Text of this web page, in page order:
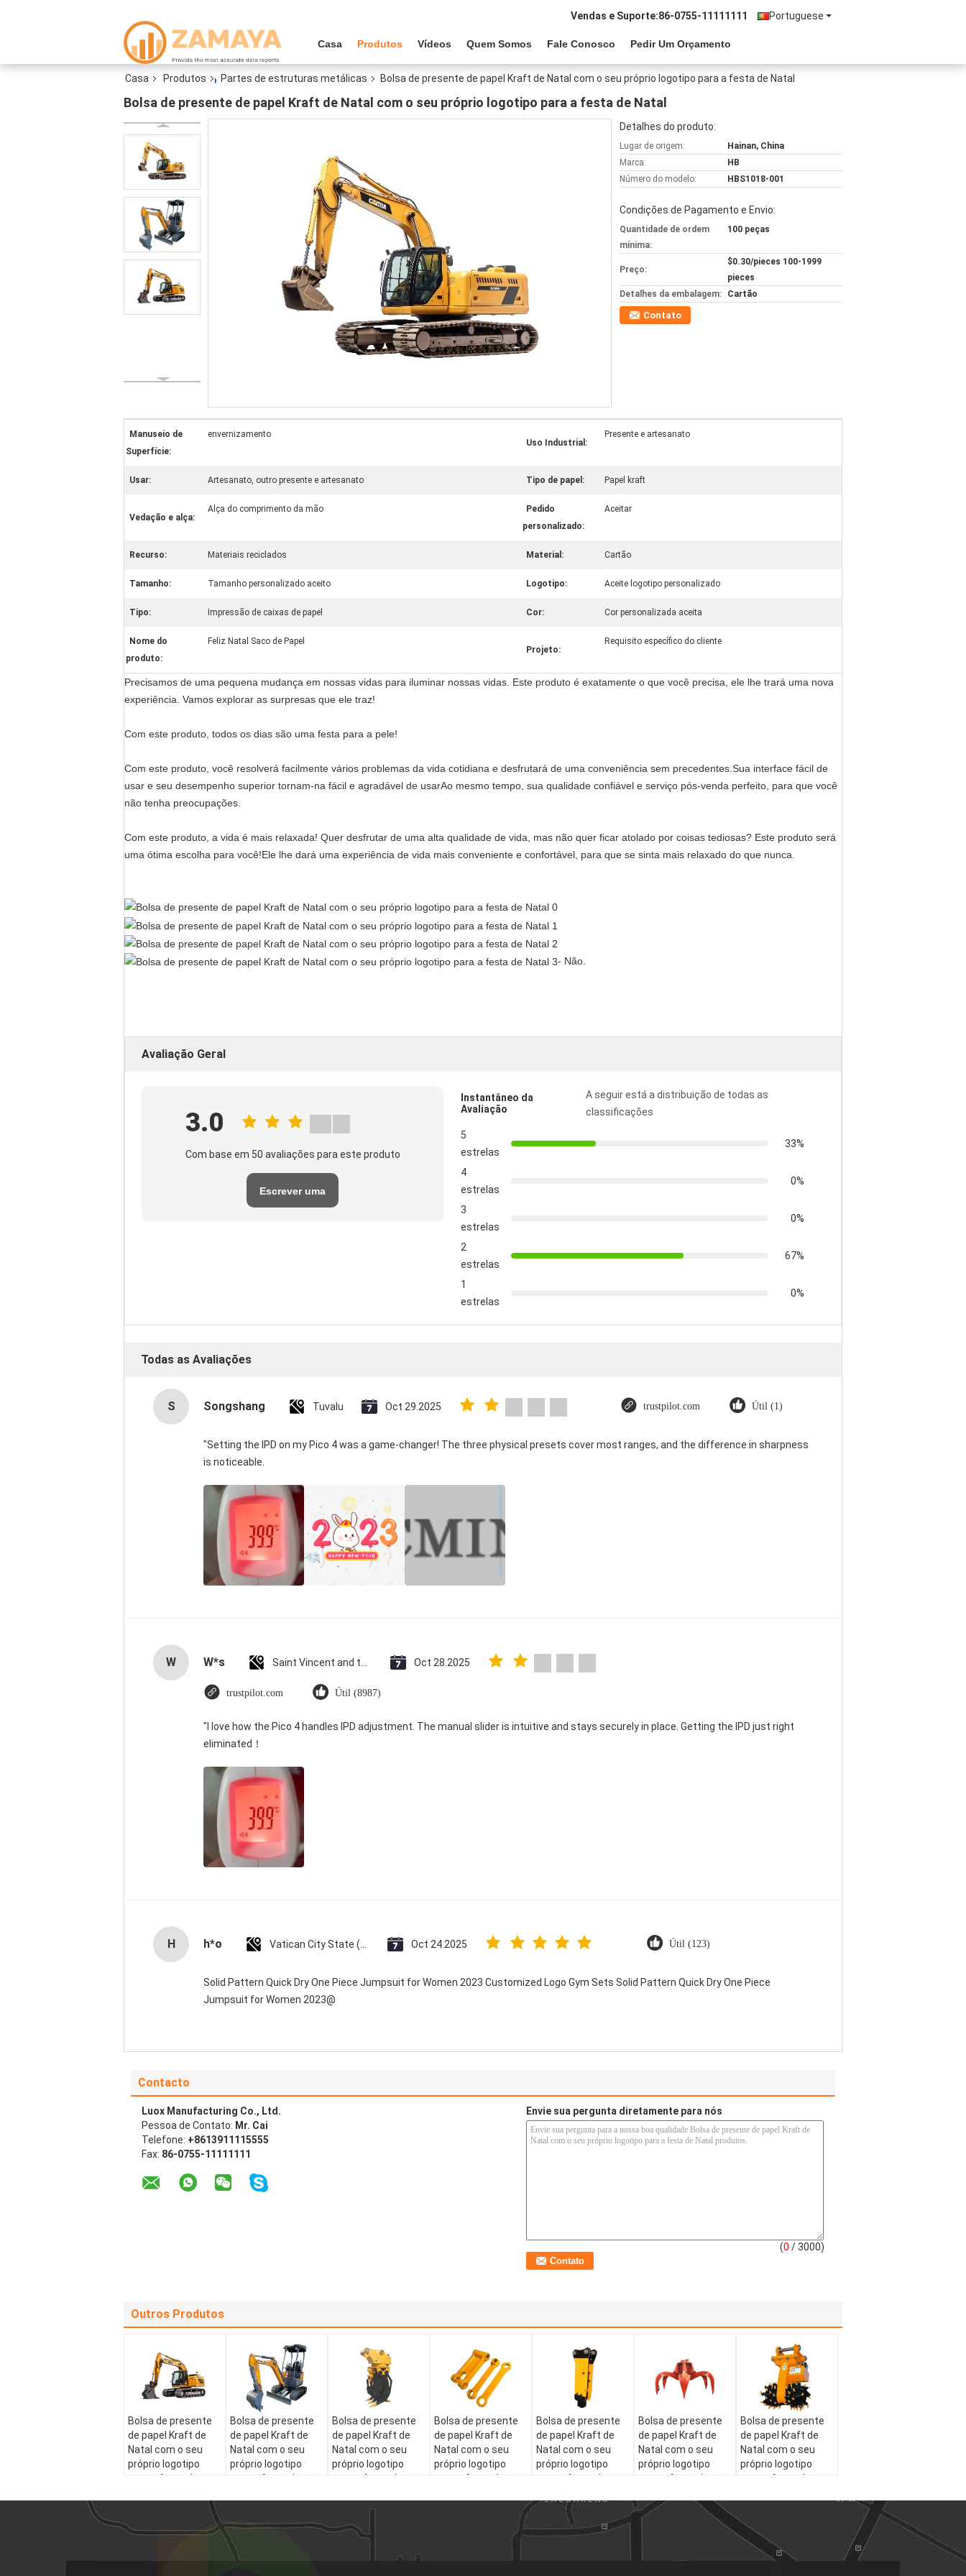
Portuguese
Vendas e Suporte:86-0755-11111111
Casa Produtos Vídeos Quem Somos Fale Conosco Pedir Um Orçamento
Casa Produtos Partes de estruturas metálicas Bolsa de presente de papel Kraft de Natal com o seu próprio logotipo para a festa de Natal
Bolsa de presente de papel Kraft de Natal com o seu próprio logotipo para a festa de Natal
Detalhes do produto:
Lugar de origem:
Hainan, China
Marca:
HB
Número do modelo:
HBS1018-001
Condições de Pagamento e Envio:
Quantidade de ordem
mínima:
100 peças
Preço:
$0.30/pieces 100-1999
pieces
Detalhes da embalagem:
Cartão
Contato
Manuseio de
Superfície:
envernizamento
Uso Industrial:
Presente e artesanato
Usar: Artesanato, outro presente e artesanato Tipo de papel: Papel kraft
Vedação e alça:
Alça do comprimento da mão
Pedido
personalizado:
Aceitar
Recurso: Materiais reciclados Material: Cartão
Tamanho: Tamanho personalizado aceito Logotipo: Aceite logotipo personalizado
Tipo: Impressão de caixas de papel Cor: Cor personalizada aceita
Nome do
produto:
Feliz Natal Saco de Papel
Projeto:
Requisito específico do cliente
Precisamos de uma pequena mudança em nossas vidas para iluminar nossas vidas. Este produto é exatamente o que você precisa, ele lhe trará uma nova
experiência. Vamos explorar as surpresas que ele traz!
Com este produto, todos os dias são uma festa para a pele!
Com este produto, você resolverá facilmente vários problemas da vida cotidiana e desfrutará de uma conveniência sem precedentes.Sua interface fácil de
usar e seu desempenho superior tornam-na fácil e agradável de usarAo mesmo tempo, sua qualidade confiável e serviço pós-venda perfeito, para que você
não tenha preocupações.
Com este produto, a vida é mais relaxada! Quer desfrutar de uma alta qualidade de vida, mas não quer ficar atolado por coisas tediosas? Este produto será
uma ótima escolha para você!Ele lhe dará uma experiência de vida mais conveniente e confortável, para que se sinta mais relaxado do que nunca.
- Não.
Avaliação Geral
3.0
Com base em 50 avaliações para este produto
Escrever uma
Instantâneo da
Avaliação
A seguir está a distribuição de todas as
classificações
5
estrelas
33%
4
estrelas
0%
3
estrelas
0%
2
estrelas
67%
1
estrelas
0%
Todas as Avaliações
S Songshang Tuvalu Oct 29.2025 trustpilot.com Útil (1)
"Setting the IPD on my Pico 4 was a game-changer! The three physical presets cover most ranges, and the difference in sharpness
is noticeable.
W W*s Oct 28.2025
trustpilot.com Útil (8987)
"I love how the Pico 4 handles IPD adjustment. The manual slider is intuitive and stays securely in place. Getting the IPD just right
eliminated！
H h*o Oct 24.2025 Útil (123)
Solid Pattern Quick Dry One Piece Jumpsuit for Women 2023 Customized Logo Gym Sets Solid Pattern Quick Dry One Piece
Jumpsuit for Women 2023@
Contacto
Luox Manufacturing Co., Ltd.
Pessoa de Contato: Mr. Cai
Telefone: +8613911115555
Fax: 86-0755-11111111
Envie sua pergunta diretamente para nós
(0 / 3000)
Outros Produtos
Bolsa de presente
de papel Kraft de
Natal com o seu
próprio logotipo
para a festa de
Bolsa de presente
de papel Kraft de
Natal com o seu
próprio logotipo
para a festa de
Bolsa de presente
de papel Kraft de
Natal com o seu
próprio logotipo
para a festa de
Bolsa de presente
de papel Kraft de
Natal com o seu
próprio logotipo
para a festa de
Bolsa de presente
de papel Kraft de
Natal com o seu
próprio logotipo
para a festa de
Bolsa de presente
de papel Kraft de
Natal com o seu
próprio logotipo
para a festa de
Bolsa de presente
de papel Kraft de
Natal com o seu
próprio logotipo
para a festa de